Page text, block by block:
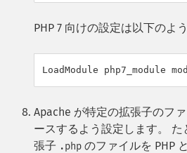
PHP 7 向けの設定は以下のよ
LoadModule php7_module
Apache が特定の拡張子のフ
ースするよう設定します。
張子 .php のファイルを PHP